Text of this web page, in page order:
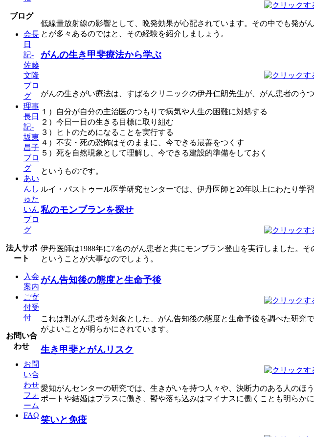
ブログ
会長
日
記-
佐藤
文隆
ブロ
グ
理事
長日
記-
坂東
昌子
ブロ
グ
あい
んし
ゅた
いん
ブロ
グ
法人サポ
ート
入会
案内
ご寄
付受
付
お問い合
わせ
お問
い合
わせ
フォ
ーム
FAQ
低線量放射線の影響として、晩発効果が心配されています。その中でも発が
とが多々あるのではと、その経験を紹介しましょう。
がんの生き甲斐療法から学ぶ
がんの生きがい療法は、すばるクリニックの伊丹仁朗先生が、がん患者のう
１）自分が自分の主治医のつもりで病気や人生の困難に対処する
２）今日一日の生きる目標に取り組む
３）ヒトのためになることを実行する
４）不安・死の恐怖はそのままに、今できる最善をつくす
５）死を自然現象として理解し、今できる建設的準備をしておく
というものです。
ルイ・パストゥール医学研究センターでは、伊丹医師と20年以上にわたり学
私のモンブランを探せ
伊丹医師は1988年に7名のがん患者と共にモンブラン登山を実行しました。
ということが大事なのでしょう。
がん告知後の態度と生命予後
これは乳がん患者を対象とした、がん告知後の態度と生命予後を調べた研
がよいことが明らかにされています。
生き甲斐とがんリスク
愛知がんセンターの研究では、生きがいを持つ人々や、決断力のある人の
ポートや結婚はプラスに働き、鬱や落ち込みはマイナスに働くことも明らかに
笑いと免疫